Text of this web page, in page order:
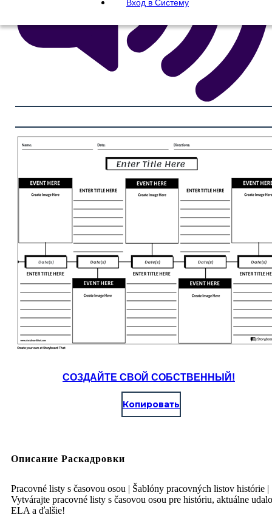
Вход в Систему
СОЗДАЙТЕ СВОЙ СОБСТВЕННЫЙ!
Копировать
Описание Раскадровки
Pracovné listy s časovou osou | Šablóny pracovných listov histórie |
Vytvárajte pracovné listy s časovou osou pre históriu, aktuálne
ELA a ďalšie!